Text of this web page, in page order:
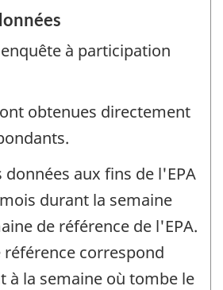
à participation
obtenues directement
données aux fins de l'EPA
durant la semaine
de référence de l'EPA.
référence correspond
à la semaine où tombe le